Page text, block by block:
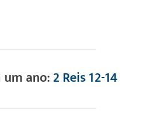
ano:2 Reis 12-14